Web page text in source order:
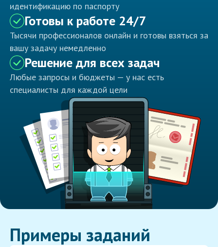
идентификацию по паспорту
Готовы к работе 24/7
Тысячи профессионалов онлайн и готовы взяться за
вашу задачу немедленно
Решение для всех задач
Любые запросы и бюджеты — у нас есть
специалисты для каждой цели
Примеры заданий